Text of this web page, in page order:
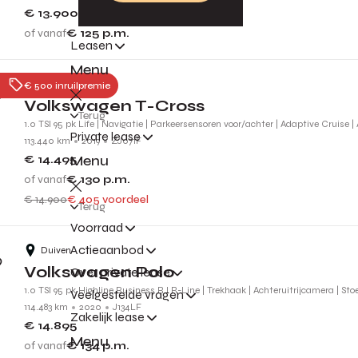
Leasen
Menu
Terug
Private lease
Menu
Terug
Voorraad
Actieaanbod
Over private lease
Veelgestelde vragen
Zakelijk lease
Menu
€ 13.900
of vanaf€ 125 p.m.
€ 500 inruilpremie
Nijmegen
Volkswagen T-Cross
1.0 TSI 95 pk Life | Navigatie | Parkeersensoren voor/achter | Adaptive Cruise
113.440 km
2019 ZJ071F
€ 14.495
of vanaf€ 130 p.m.
€ 14.900€ 405 voordeel
Duiven
Volkswagen Polo
1.0 TSI 95 pk Highline Business R l R-Line | Trekhaak | Achteruitrijcamera |
114.483 km
2020 J134LF
€ 14.895
of vanaf€ 134p.m.